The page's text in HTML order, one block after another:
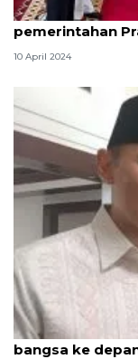
Dubes Zuhair
pemerintahan
10 April 2024
AHY: Gelar
bangsa ke